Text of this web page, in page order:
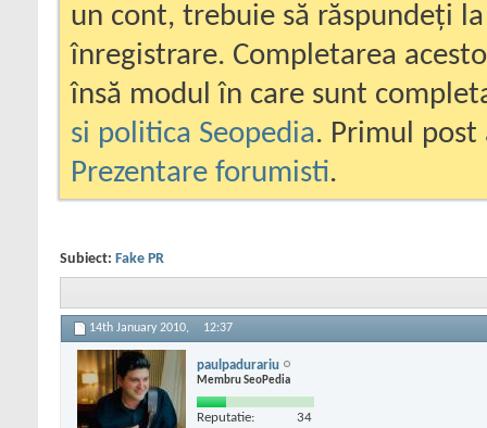
un cont, trebuie să răspundeți
înregistrare. Completarea
însă modul în care sunt
si politica Seopedia. Primul
Prezentare forumisti.
Subiect: Fake PR
14th January 2010, 12:37
paulpadurariu
Membru SeoPedia
Reputatie: 34